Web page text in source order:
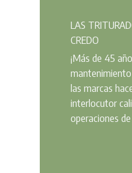
LAS
CREDO
¡Más de 45
las marcas
interlocutor
operaciones